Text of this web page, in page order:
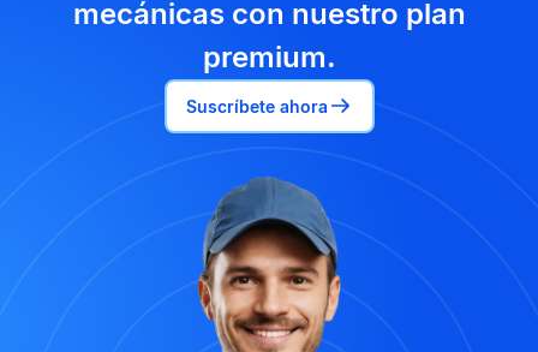
mecánicas con nuestro plan
premium.
Suscríbete ahora